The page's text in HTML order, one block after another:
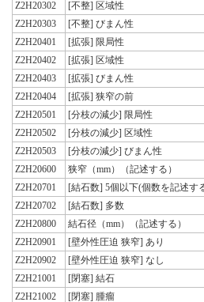
Z2H20302
[不整] 区域性
Z2H20303
[不整] びまん性
Z2H20401
[拡張] 限局性
Z2H20402
[拡張] 区域性
Z2H20403
[拡張] びまん性
Z2H20404
[拡張] 狭窄の前
Z2H20501
[分枝の減少] 限局性
Z2H20502
[分枝の減少] 区域性
Z2H20503
[分枝の減少] びまん性
Z2H20600
狭窄（mm）（記述する）
Z2H20701
[結石数] 5個以下(個数を記述す
Z2H20702
[結石数] 多数
Z2H20800
結石径（mm）（記述する）
Z2H20901
[壁外性圧迫 狭窄] あり
Z2H20902
[壁外性圧迫 狭窄] なし
Z2H21001
[閉塞] 結石
Z2H21002
[閉塞] 腫瘤